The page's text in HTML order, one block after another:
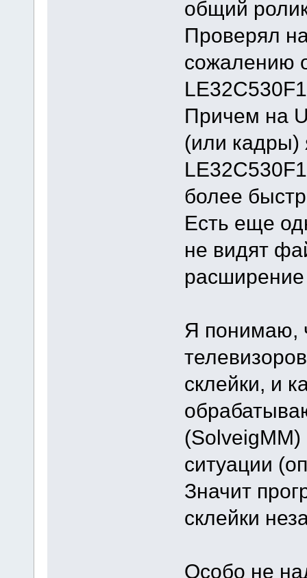
общий
Проверял
сожалению
Причем на
(или кадры)
более
Есть еще
не видят
Я понимаю,
склейки, и
(SolveigMM)
ситуации
Значит
склейки
Особо не